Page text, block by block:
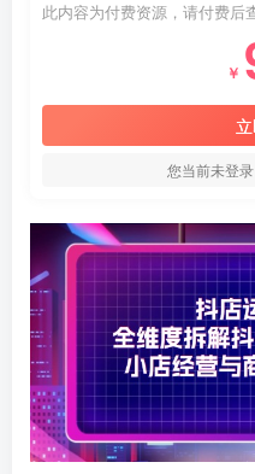
此内容为付费资源，请付费后
￥
您当前未登